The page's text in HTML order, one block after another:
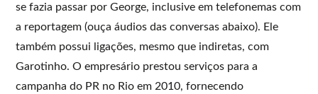
se fazia passar por George, inclusive em telefonemas com
a reportagem (ouça áudios das conversas abaixo). Ele
também possui ligações, mesmo que indiretas, com
Garotinho. O empresário prestou serviços para a
campanha do PR no Rio em 2010, fornecendo